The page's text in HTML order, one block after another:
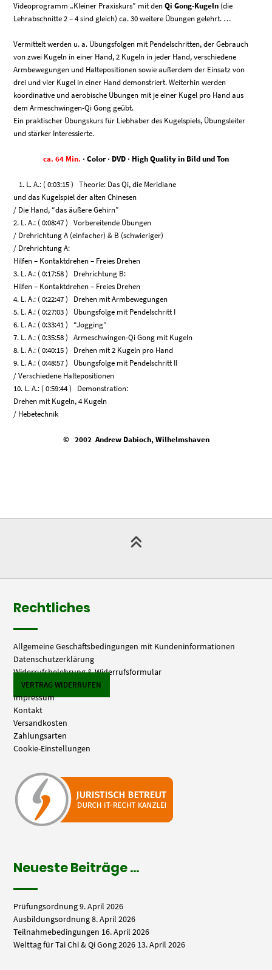
Videoprogramm „Kleiner Praxiskurs” mit denQi Gong-Kugeln (die
Lehrabschnitte 2 – 4 sind gleich) ca. 30 weitere Übungen gelehrt. …
Vermittelt werden u. a. Übungsfolgen mit Pendelschritten, der Gebrauch
von zwei Kugeln in einer Hand, 2 Kugeln in jeder Hand, verschiedene
Armbewegungen und Haltepositionen sowie außerdem der Einsatz von
drei und vier Kugel in einer Hand demonstriert. Weiterhin werden
koordinative und aerobische Übungen mit je einer Kugel pro Hand aus
dem Armeschwingen-Qi Gong geübt.
Ein praktischer Übungskurs für Liebhaber des Kugelspiels, Übungsleiter
und stärker Interessierte.
ca. 64 Min. · Color · DVD · High Quality in Bild und Ton
1. L. A.: ( 0:03:15 ) Theorie: Das Qi, die Meridiane
und das Kugelspiel der alten Chinesen
/ Die Hand, “das äußere Gehirn”
2. L. A.: ( 0:08:47 ) Vorbereitende Übungen
/ Drehrichtung A (einfacher) & B (schwieriger)
/ Drehrichtung A:
Hilfen – Kontaktdrehen – Freies Drehen
3. L. A.: ( 0:17:58 ) Drehrichtung B:
Hilfen – Kontaktdrehen – Freies Drehen
4. L. A.: ( 0:22:47 ) Drehen mit Armbewegungen
5. L. A.: ( 0:27:03 ) Übungsfolge mit Pendelschritt I
6. L. A.: ( 0:33:41 ) “Jogging”
7. L. A.: ( 0:35:58 ) Armeschwingen-Qi Gong mit Kugeln
8. L. A.: ( 0:40:15 ) Drehen mit 2 Kugeln pro Hand
9. L. A.: ( 0:48:57 ) Übungsfolge mit Pendelschritt II
/ Verschiedene Haltepositionen
10. L. A.: ( 0:59:44 ) Demonstration:
Drehen mit Kugeln, 4 Kugeln
/ Hebetechnik
© 2002 Andrew Dabioch, Wilhelmshaven
Rechtliches
Allgemeine Geschäftsbedingungen mit Kundeninformationen
Datenschutzerklärung
Widerrufsbelehrung & Widerrufsformular
VERTRAG WIDERRUFEN
Impressum
Kontakt
Versandkosten
Zahlungsarten
Cookie-Einstellungen
Neueste Beiträge …
Prüfungsordnung9. April 2026
Ausbildungsordnung8. April 2026
Teilnahmebedingungen 16. April 2026
Welttag für Tai Chi & Qi Gong 2026 13. April 2026